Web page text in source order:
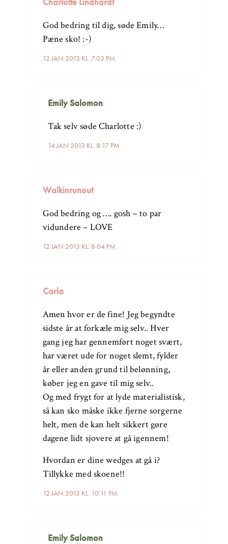
12 JAN 2013 KL. 7:03 PM
God bedring til dig, søde Emily…
Pæne sko! :-)
Emily Salomon
14 JAN 2013 KL. 8:17 PM
Tak selv søde Charlotte :)
Walkinrunout
12 JAN 2013 KL. 8:04 PM
God bedring og …. gosh – to par
vidundere – LOVE
Carla
12 JAN 2013 KL. 10:11 PM
Amen hvor er de fine! Jeg begyndte
sidste år at forkæle mig selv.. Hver
gang jeg har gennemført noget svært,
har været ude for noget slemt, fylder
år eller anden grund til belønning,
køber jeg en gave til mig selv..
Og med frygt for at lyde materialistisk,
så kan sko måske ikke fjerne sorgerne
helt, men de kan helt sikkert gøre
dagene lidt sjovere at gå igennem!
Hvordan er dine wedges at gå i?
Tillykke med skoene!!
Emily Salomon